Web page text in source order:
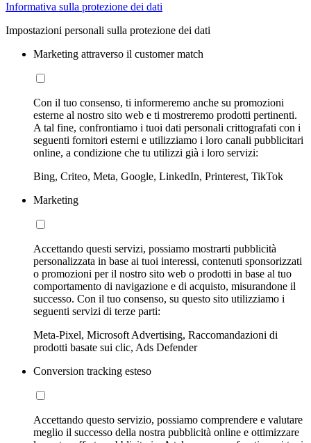
Informativa sulla protezione dei dati
Impostazioni personali sulla protezione dei dati
Marketing attraverso il customer match
Con il tuo consenso, ti informeremo anche su promozioni
esterne al nostro sito web e ti mostreremo prodotti pertinenti.
A tal fine, confrontiamo i tuoi dati personali crittografati con i
seguenti fornitori esterni e utilizziamo i loro canali pubblicitari
online, a condizione che tu utilizzi già i loro servizi:
Bing, Criteo, Meta, Google, LinkedIn, Printerest, TikTok
Marketing
Accettando questi servizi, possiamo mostrarti pubblicità
personalizzata in base ai tuoi interessi, contenuti sponsorizzati
o promozioni per il nostro sito web o prodotti in base al tuo
comportamento di navigazione e di acquisto, misurandone il
successo. Con il tuo consenso, su questo sito utilizziamo i
seguenti servizi di terze parti:
Meta-Pixel, Microsoft Advertising, Raccomandazioni di
prodotti basate sui clic, Ads Defender
Conversion tracking esteso
Accettando questo servizio, possiamo comprendere e valutare
meglio il successo della nostra pubblicità online e ottimizzare